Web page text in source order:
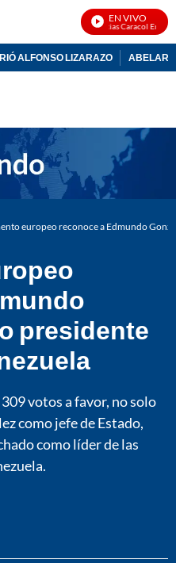
EN VIVO
Noticias Caracol En Vivo
ALFONSO LIZARAZO
europeo reconoce a Edmundo
presidente
votos a favor, no solo
como jefe de Estado,
como líder de las